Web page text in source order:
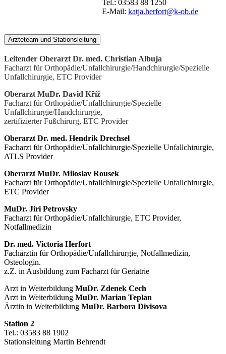
Tel.: 03583 88 1250
E-Mail: katja.herfort@k-ob.de
Ärzteteam und Stationsleitung
Leitender Oberarzt Dr. med. Christian Albuja
Facharzt für Orthopädie/Unfallchirurgie/Handchirurgie/Spezielle
Unfallchirurgie, ETC Provider
Oberarzt MuDr. David Kříž
Facharzt für Orthopädie/Unfallchirurgie/Spezielle
Unfallchirurgie/Handchirurgie,
zertifizierter Fußchirurg, ETC Provider
Oberarzt Dr. med. Hendrik Drechsel
Facharzt für Orthopädie/Unfallchirurgie/Spezielle Unfallchirurgie,
ATLS Provider
Oberarzt MuDr. Miloslav Rousek
Facharzt für Orthopädie/Unfallchirurgie/Spezielle Unfallchirurgie,
ETC Provider
MuDr. Jiri Petrovsky
Facharzt für Orthopädie/Unfallchirurgie, ETC Provider,
Notfallmedizin
Dr. med. Victoria Herfort
Fachärztin für Orthopädie/Unfallchirurgie, Notfallmedizin,
Osteologin.
z.Z. in Ausbildung zum Facharzt für Geriatrie
Arzt in Weiterbildung MuDr. Zdenek Cech
Arzt in Weiterbildung MuDr. Marian Teplan
Ärztin in Weiterbildung MuDr. Barbora Divisova
Station 2
Tel.: 03583 88 1902
Stationsleitung Martin Behrendt